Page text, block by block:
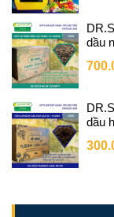
dầu
dầu